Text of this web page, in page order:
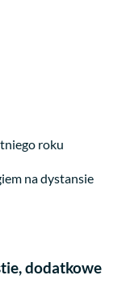
roku
na dystansie
dodatkowe